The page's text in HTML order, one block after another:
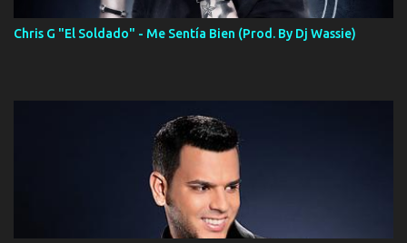
Chris G "El Soldado" - Me Sentía Bien (Prod. By Dj Wassie)